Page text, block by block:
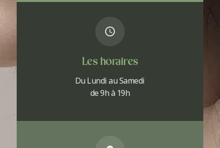
Les horaires
Du Lundi au Samedi
de 9h à 19h